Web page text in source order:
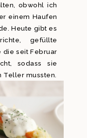
obwohl ich
einem Haufen
Heute gibt es
gefüllte
die seit Februar
sodass sie
mussten.